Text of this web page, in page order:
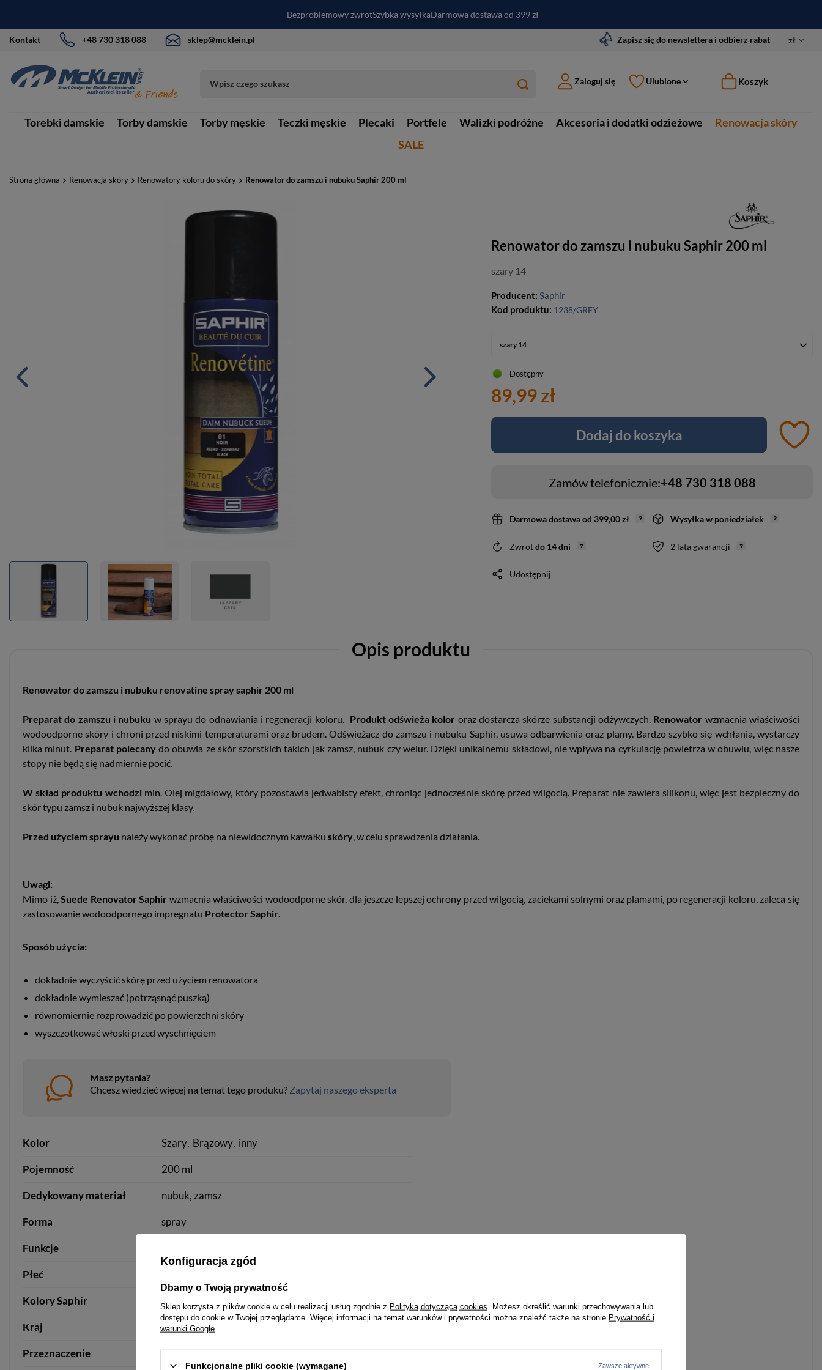
Bezproblemowy zwrotSzybka wysyłkaDarmowa dostawa od 399 zł
Kontakt +48 730 318 088 sklep@mcklein.pl Zapisz się do newslettera i odbierz rabat zł
Zaloguj się Ulubione Koszyk
Torebki damskie Torby damskie Torby męskie Teczki męskie Plecaki Portfele Walizki podróżne Akcesoria i dodatki odzieżowe
Renowacja skóry
SALE
Strona główna Renowacja skóry Renowatory koloru do skóry Renowator do zamszu i nubuku Saphir 200 ml
Renowator do zamszu i nubuku Saphir 200 ml
szary 14
Producent:Saphir
Kod produktu: 1238/GREY
szary 14
Dostępny
89,99 zł
Dodaj do koszyka
Zamów telefonicznie:+48 730 318 088
Darmowa dostawaod 399,00 zł Wysyłkaw poniedziałek
Zwrotdo 14dni 2 lata gwarancji
Udostępnij
Opis produktu
Renowator do zamszu i nubuku renovatine spray saphir 200 ml
Preparat do zamszu i nubuku w sprayu do odnawiania i regeneracji koloru. Produkt odświeża kolor oraz dostarcza skórze substancji odżywczych. Renowator wzmacnia właściwości
wodoodporne skóry i chroni przed niskimi temperaturami oraz brudem. Odświeżacz do zamszu i nubuku Saphir, usuwa odbarwienia oraz plamy. Bardzo szybko się wchłania, wystarczy
kilka minut. Preparat polecanydo obuwia ze skór szorstkich takich jak zamsz, nubuk czy welur. Dzięki unikalnemu składowi, nie wpływa na cyrkulację powietrza w obuwiu, więc nasze
stopy nie będą się nadmiernie pocić.
W skład produktu wchodzimin. Olej migdałowy, który pozostawia jedwabisty efekt, chroniąc jednocześnie skórę przed wilgocią. Preparat nie zawiera silikonu, więc jest bezpieczny do
skór typu zamsz i nubuk najwyższej klasy.
Przed użyciem sprayu należy wykonać próbę na niewidocznym kawałku skóry, w celu sprawdzenia działania.
Uwagi:
Mimo iż,Suede Renovator Saphir wzmacnia właściwości wodoodporne skór, dla jeszcze lepszej ochrony przed wilgocią, zaciekami solnymi oraz plamami, po regeneracji koloru, zaleca się
zastosowanie wodoodpornego impregnatu Protector Saphir.
Sposób użycia:
dokładnie wyczyścić skórę przed użyciem renowatora
dokładnie wymieszać (potrząsnąć puszką)
równomiernie rozprowadzić po powierzchni skóry
wyszczotkować włoski przed wyschnięciem
Masz pytania?
Chcesz wiedzieć więcej na temat tego produku? Zapytaj naszego eksperta
Kolor Szary Brązowy inny
Pojemność 200 ml
Dedykowany materiał nubuk, zamsz
Forma spray
Funkcje
Płeć
Kolory Saphir szary 14
Kraj Francja
Przeznaczenie
Konfiguracja zgód
Dbamy o Twoją prywatność
Sklep korzysta z plików cookie w celu realizacji usług zgodnie z Polityką dotyczącą cookies . Możesz określić warunki przechowywania lub
dostępu do cookie w Twojej przeglądarce. Więcej informacji na temat warunków i prywatności można znaleźć także na stronie Prywatność i
warunki Google
Funkcjonalne pliki cookie (wymagane) Zawsze aktywne